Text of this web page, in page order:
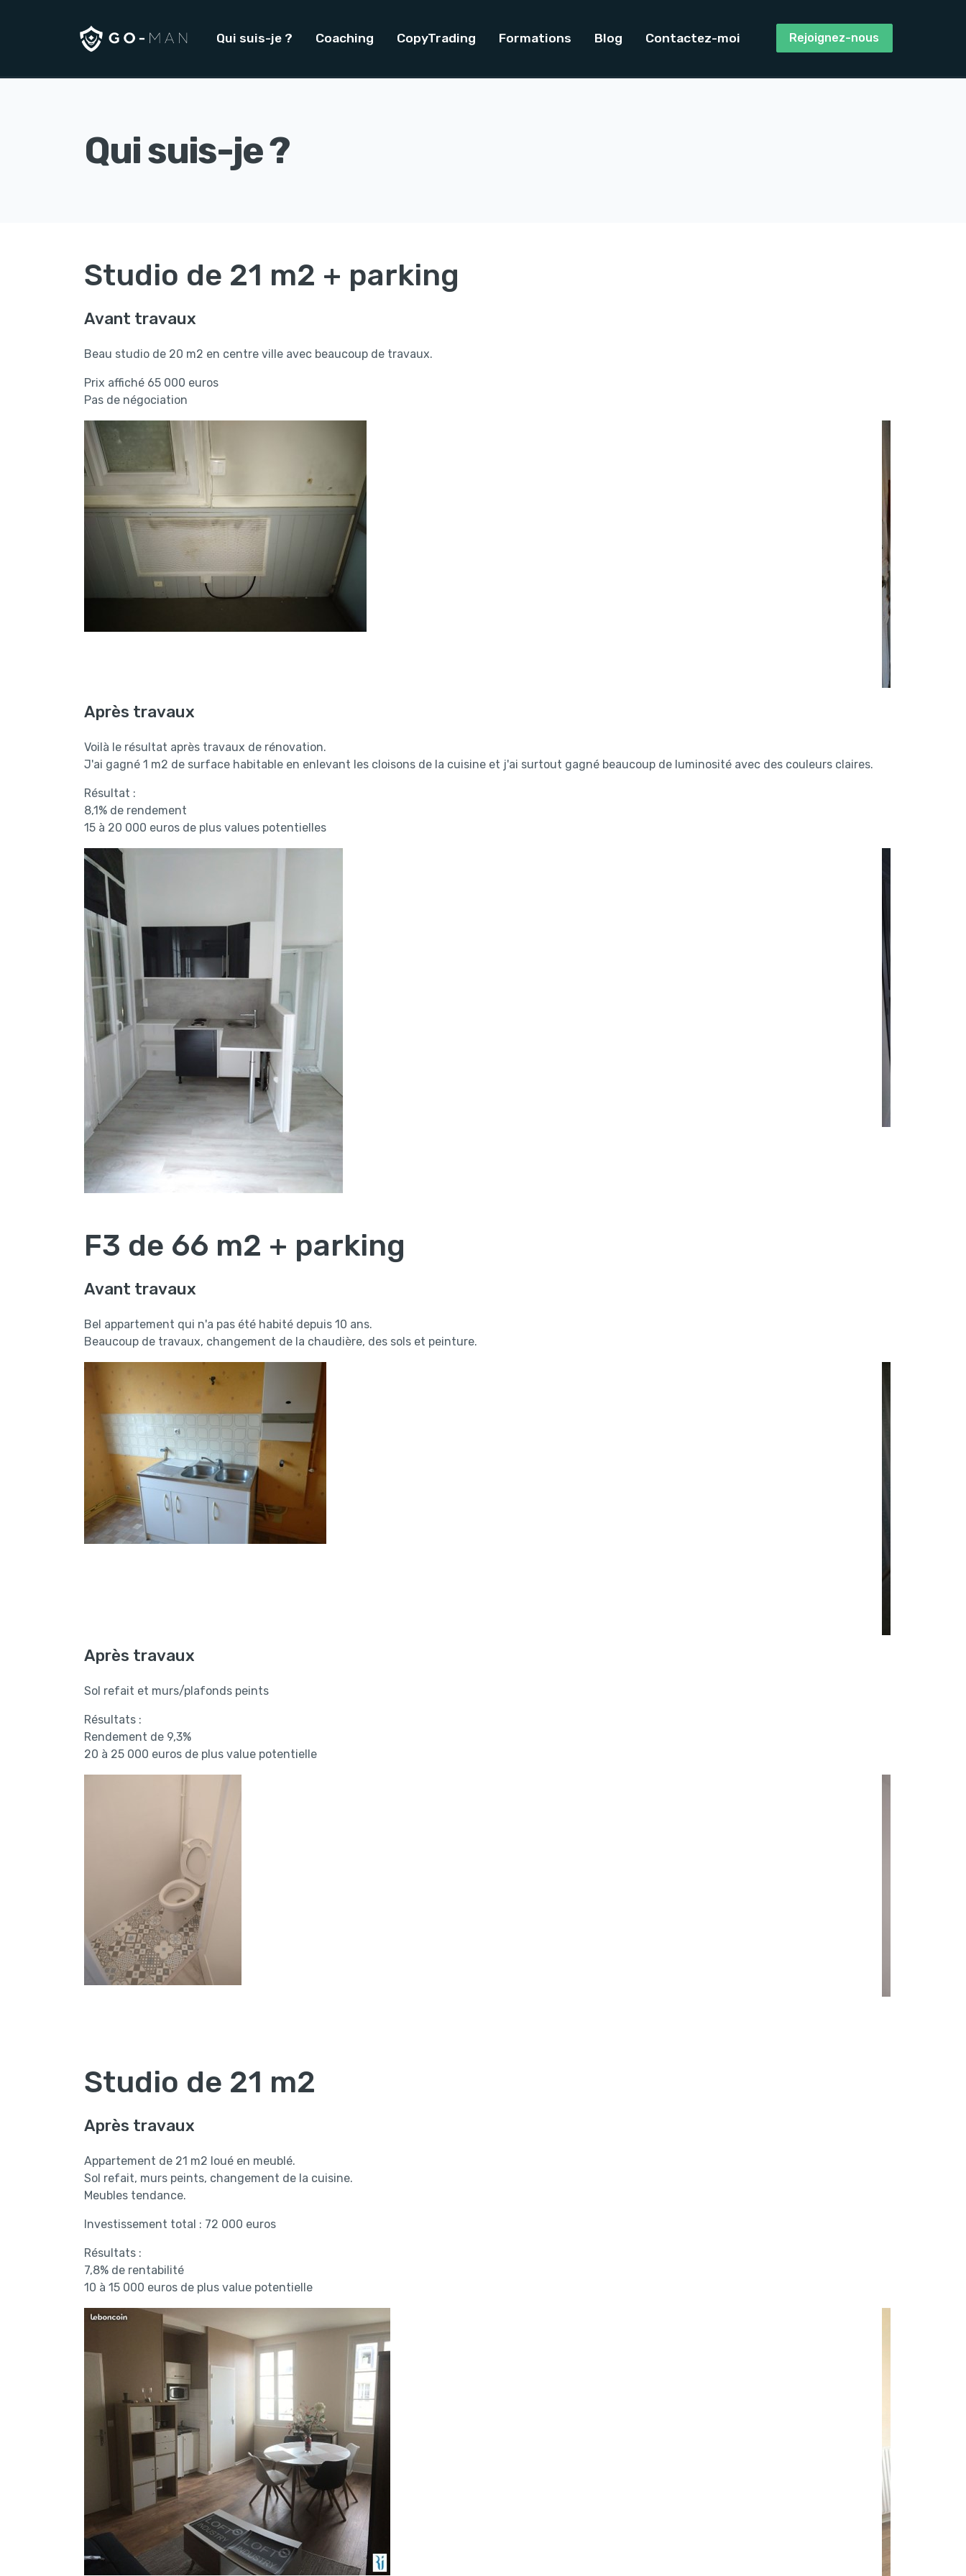
Qui suis-je ? Coaching CopyTrading Formations Blog Contactez-moi Rejoignez-nous
Qui suis-je ?
Studio de 21 m2 + parking
Avant travaux
Beau studio de 20 m2 en centre ville avec beaucoup de travaux.
Prix affiché 65 000 euros
Pas de négociation
Après travaux
Voilà le résultat après travaux de rénovation.
J'ai gagné 1 m2 de surface habitable en enlevant les cloisons de la cuisine et j'ai surtout gagné beaucoup de luminosité avec des couleurs claires.
Résultat :
8,1% de rendement
15 à 20 000 euros de plus values potentielles
F3 de 66 m2 + parking
Avant travaux
Bel appartement qui n'a pas été habité depuis 10 ans.
Beaucoup de travaux, changement de la chaudière, des sols et peinture.
Après travaux
Sol refait et murs/plafonds peints
Résultats :
Rendement de 9,3%
20 à 25 000 euros de plus value potentielle
Studio de 21 m2
Après travaux
Appartement de 21 m2 loué en meublé.
Sol refait, murs peints, changement de la cuisine.
Meubles tendance.
Investissement total : 72 000 euros
Résultats :
7,8% de rentabilité
10 à 15 000 euros de plus value potentielle